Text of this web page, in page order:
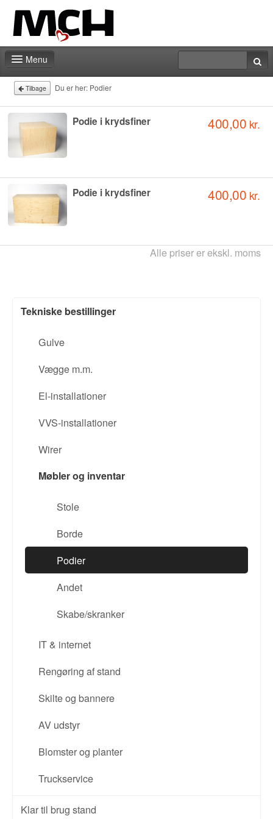
Menu
Kontakt
Tilbage Du er her: Podier
Podie i krydsfiner 400,00 kr.
Podie i krydsfiner 400,00 kr.
Alle priser er ekskl. moms
Tekniske bestillinger
Gulve
Vægge m.m.
El-installationer
VVS-installationer
Wirer
Møbler og inventar
Stole
Borde
Podier
Andet
Skabe/skranker
IT & internet
Rengøring af stand
Skilte og bannere
AV udstyr
Blomster og planter
Truckservice
Klar til brug stand